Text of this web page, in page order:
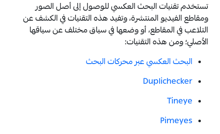
تستخدم تقنيات البحث العكسي للوصول إلى أصل الصور
ومقاطع الفيديو المنتشرة، وتفيد هذه التقنيات في الكشف عن
التلاعب في المقاطع، أو وضعها في سياق مختلف عن سياقها
الأصلي؛ ومن هذه التقنيات:
البحث العكسي عبر محركات البحث
Duplichecker
Tineye
Pimeyes